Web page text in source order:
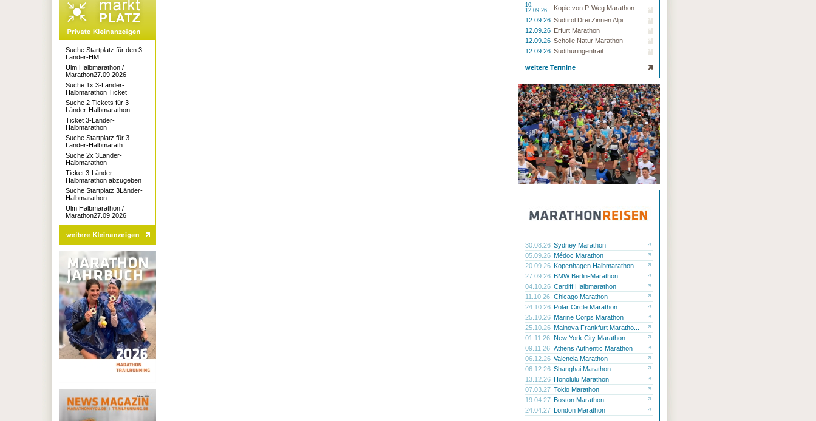
10. -
12.09.26
Kopie von P-Weg Marathon
12.09.26 Südtirol Drei Zinnen Alpi...
12.09.26 Erfurt Marathon
12.09.26 Scholle Natur Marathon
12.09.26 Südthüringentrail
weitere Termine
30.08.26 Sydney Marathon
05.09.26 Médoc Marathon
20.09.26 Kopenhagen Halbmarathon
27.09.26 BMW Berlin-Marathon
04.10.26 Cardiff Halbmarathon
11.10.26 Chicago Marathon
24.10.26 Polar Circle Marathon
25.10.26 Marine Corps Marathon
25.10.26 Mainova Frankfurt Maratho...
01.11.26 New York City Marathon
09.11.26 Athens Authentic Marathon
06.12.26 Valencia Marathon
06.12.26 Shanghai Marathon
13.12.26 Honolulu Marathon
07.03.27 Tokio Marathon
19.04.27 Boston Marathon
24.04.27 London Marathon
Suche Startplatz für den 3-
Länder-HM
Ulm Halbmarathon /
Marathon27.09.2026
Suche 1x 3-Länder-
Halbmarathon Ticket
Suche 2 Tickets für 3-
Länder-Halbmarathon
Ticket 3-Länder-
Halbmarathon
Suche Startplatz für 3-
Länder-Halbmarath
Suche 2x 3Länder-
Halbmarathon
Ticket 3-Länder-
Halbmarathon abzugeben
Suche Startplatz 3Länder-
Halbmarathon
Ulm Halbmarathon /
Marathon27.09.2026